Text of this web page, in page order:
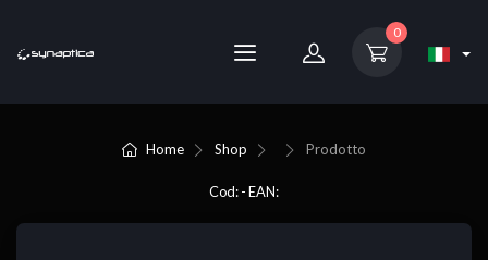
0
Home Shop Prodotto
Cod: - EAN: